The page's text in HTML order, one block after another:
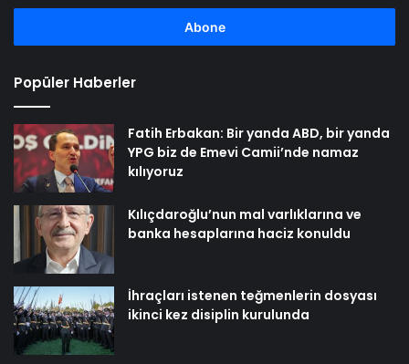
adresinizi
Popüler Haberler
Fatih Erbakan: Bir yanda ABD, bir yanda
YPG biz de Emevi Camii’nde namaz
kılıyoruz
Kılıçdaroğlu’nun mal varlıklarına ve
banka hesaplarına haciz konuldu
İhraçları istenen teğmenlerin dosyası
ikinci kez disiplin kurulunda